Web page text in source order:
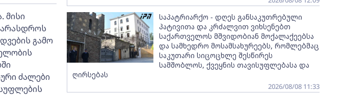
მისი
არასდროს
გამო
ძალები
საპატრიარქო - დღეს განსაკუთრებული
პატივითა და კრძალვით ვიხსენებთ
საქართველოს მშვიდობიან მოქალაქეებსა
და სამხედრო მოსამსახურეებს, რომლებმაც
საკუთარი სიცოცხლე შესწირეს
სამშობლოს, ქვეყნის თავისუფლებასა და
ღირსებას
2026/08/08 11:33